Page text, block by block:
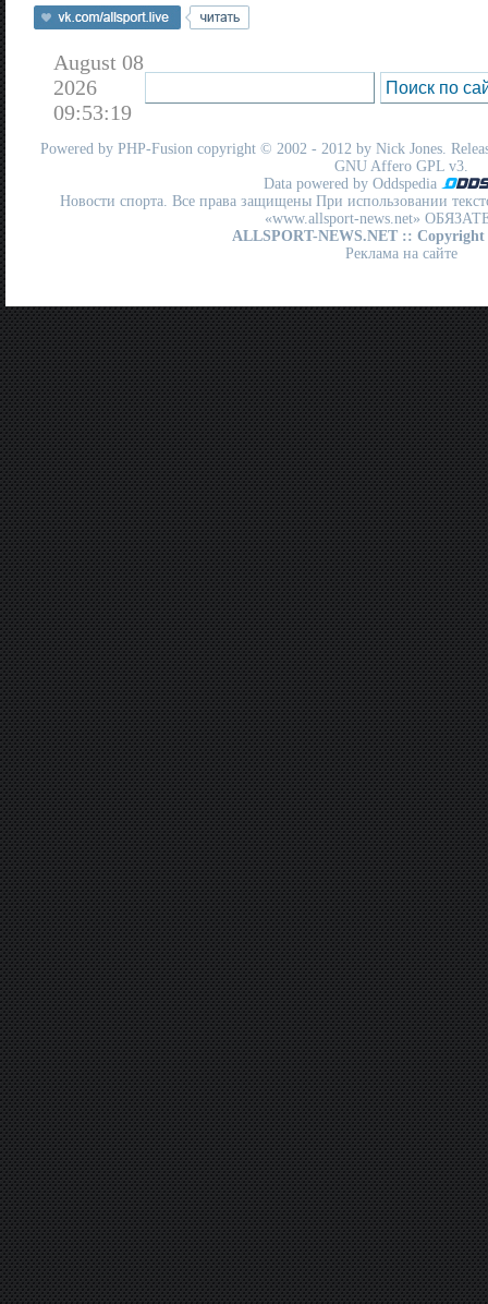
August 08
2026
09:53:19
Powered by PHP-Fusion copyright © 2002 - 2012 by Nick Jones.
GNU Affero GPL v3.
Data powered by Oddspedia
Новости спорта. Все права защищены При использовании
«www.allsport-news.net»
ALLSPORT-NEWS.NET :: Copyright
Реклама на сайте